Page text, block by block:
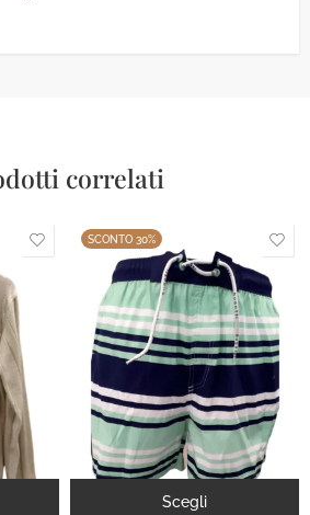
correlati
SCONTO 30%
Scegli